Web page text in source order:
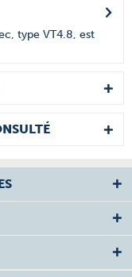
type VT4.8, est